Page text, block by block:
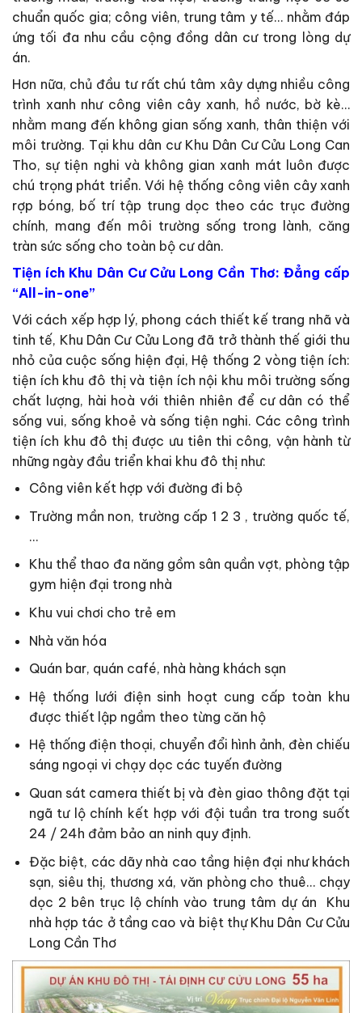
chuẩn quốc gia; công viên, trung tâm y tế… nhằm đáp
ứng tối đa nhu cầu cộng đồng dân cư trong lòng dự
án.
Hơn nữa, chủ đầu tư rất chú tâm xây dựng nhiều công
trình xanh như công viên cây xanh, hồ nước, bờ kè…
nhằm mang đến không gian sống xanh, thân thiện với
môi trường. Tại khu dân cư Khu Dân Cư Cửu Long Can
Tho, sự tiện nghi và không gian xanh mát luôn được
chú trọng phát triển. Với hệ thống công viên cây xanh
rợp bóng, bố trí tập trung dọc theo các trục đường
chính, mang đến môi trường sống trong lành, căng
tràn sức sống cho toàn bộ cư dân.
Tiện ích Khu Dân Cư Cửu Long Cần Thơ: Đẳng cấp
“All-in-one”
Với cách xếp hợp lý, phong cách thiết kế trang nhã và
tinh tế, Khu Dân Cư Cửu Long đã trở thành thế giới thu
nhỏ của cuộc sống hiện đại, Hệ thống 2 vòng tiện ích:
tiện ích khu đô thị và tiện ích nội khu môi trường sống
chất lượng, hài hoà với thiên nhiên để cư dân có thể
sống vui, sống khoẻ và sống tiện nghi. Các công trình
tiện ích khu đô thị được ưu tiên thi công, vận hành từ
những ngày đầu triển khai khu đô thị như:
Công viên kết hợp với đường đi bộ
Trường mần non, trường cấp 1 2 3 , trường quốc tế,
…
Khu thể thao đa năng gồm sân quần vợt, phòng tập
gym hiện đại trong nhà
Khu vui chơi cho trẻ em
Nhà văn hóa
Quán bar, quán café, nhà hàng khách sạn
Hệ thống lưới điện sinh hoạt cung cấp toàn khu
được thiết lập ngầm theo từng căn hộ
Hệ thống điện thoại, chuyển đổi hình ảnh, đèn chiếu
sáng ngoại vi chạy dọc các tuyến đường
Quan sát camera thiết bị và đèn giao thông đặt tại
ngã tư lộ chính kết hợp với đội tuần tra trong suốt
24 / 24h đảm bảo an ninh quy định.
Đặc biệt, các dãy nhà cao tầng hiện đại như khách
sạn, siêu thị, thương xá, văn phòng cho thuê… chạy
dọc 2 bên trục lộ chính vào trung tâm dự án Khu
nhà hợp tác ở tầng cao và biệt thự Khu Dân Cư Cửu
Long Cần Thơ